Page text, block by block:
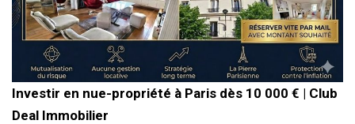
Investir en nue-propriété à Paris dès 10 000 € | Club
Deal Immobilier